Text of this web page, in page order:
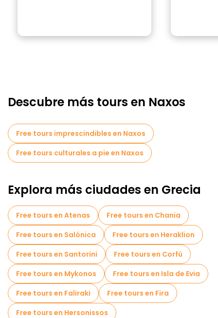
Descubre más tours en Naxos
Free tours imprescindibles en Naxos
Free tours culturales a pie en Naxos
Explora más ciudades en Grecia
Free tours en Atenas
Free tours en Chania
Free tours en Salónica
Free tours en Heraklion
Free tours en Santorini
Free tours en Corfú
Free tours en Mykonos
Free tours en Isla de Evia
Free tours en Faliraki
Free tours en Fira
Free tours en Hersonissos